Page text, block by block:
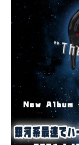
VIDEO
FC-BLOG
FC-PHOTO
ARCHIVE
CONTACT